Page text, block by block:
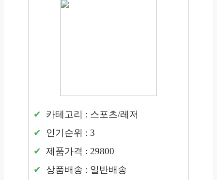
카테고리 : 스포츠/레저
인기순위 : 3
제품가격 : 29800
상품배송 : 일반배송